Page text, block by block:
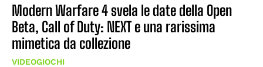
Modern Warfare 4 svela le date della Open
Beta, Call of Duty: NEXT e una rarissima
mimetica da collezione
VIDEOGIOCHI